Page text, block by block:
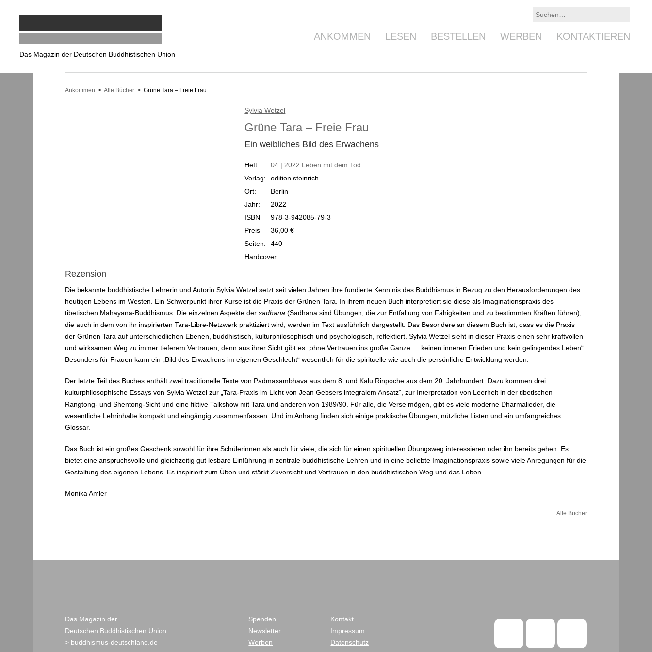
Das Magazin der Deutschen Buddhistischen Union
ANKOMMEN LESEN BESTELLEN WERBEN KONTAKTIEREN
Ankommen >Alle Bücher > Grüne Tara – Freie Frau
Sylvia Wetzel
Grüne Tara – Freie Frau
Ein weibliches Bild des Erwachens
Heft:
04 | 2022 Leben mit dem Tod
Verlag:
edition steinrich
Ort:
Berlin
Jahr:
2022
ISBN:
978-3-942085-79-3
Preis:
36,00 €
Seiten:
440
Hardcover
Rezension
Die bekannte buddhistische Lehrerin und Autorin Sylvia Wetzel setzt seit vielen Jahren ihre fundierte Kenntnis des Buddhismus in Bezug zu den Herausforderungen des
heutigen Lebens im Westen. Ein Schwerpunkt ihrer Kurse ist die Praxis der Grünen Tara. In ihrem neuen Buch interpretiert sie diese als Imaginationspraxis des
tibetischen Mahayana-Buddhismus. Die einzelnen Aspekte dersadhana (Sadhana sind Übungen, die zur Entfaltung von Fähigkeiten und zu bestimmten Kräften führen),
die auch in dem von ihr inspirierten Tara-Libre-Netzwerk praktiziert wird, werden im Text ausführlich dargestellt. Das Besondere an diesem Buch ist, dass es die Praxis
der Grünen Tara auf unterschiedlichen Ebenen, buddhistisch, kulturphilosophisch und psychologisch, reflektiert. Sylvia Wetzel sieht in dieser Praxis einen sehr kraftvollen
und wirksamen Weg zu immer tieferem Vertrauen, denn aus ihrer Sicht gibt es „ohne Vertrauen ins große Ganze … keinen inneren Frieden und kein gelingendes Leben“.
Besonders für Frauen kann ein „Bild des Erwachens im eigenen Geschlecht“ wesentlich für die spirituelle wie auch die persönliche Entwicklung werden.
Der letzte Teil des Buches enthält zwei traditionelle Texte von Padmasambhava aus dem 8. und Kalu Rinpoche aus dem 20. Jahrhundert. Dazu kommen drei
kulturphilosophische Essays von Sylvia Wetzel zur „Tara-Praxis im Licht von Jean Gebsers integralem Ansatz“, zur Interpretation von Leerheit in der tibetischen
Rangtong- und Shentong-Sicht und eine fiktive Talkshow mit Tara und anderen von 1989/90. Für alle, die Verse mögen, gibt es viele moderne Dharmalieder, die
wesentliche Lehrinhalte kompakt und eingängig zusammenfassen. Und im Anhang finden sich einige praktische Übungen, nützliche Listen und ein umfangreiches
Glossar.
Das Buch ist ein großes Geschenk sowohl für ihre Schülerinnen als auch für viele, die sich für einen spirituellen Übungsweg interessieren oder ihn bereits gehen. Es
bietet eine anspruchsvolle und gleichzeitig gut lesbare Einführung in zentrale buddhistische Lehren und in eine beliebte Imaginationspraxis sowie viele Anregungen für die
Gestaltung des eigenen Lebens. Es inspiriert zum Üben und stärkt Zuversicht und Vertrauen in den buddhistischen Weg und das Leben.
Monika Amler
Alle Bücher
Das Magazin der
Deutschen Buddhistischen Union
> buddhismus-deutschland.de
Spenden
Newsletter
Werben
Kontakt
Impressum
Datenschutz